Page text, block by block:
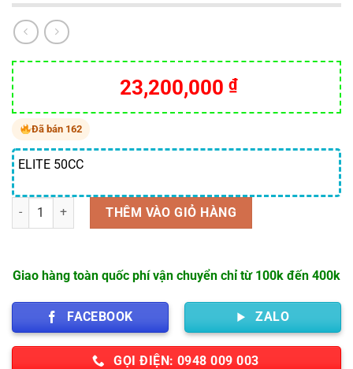
23,200,000 ₫
Đã bán 162
ELITE 50CC
Số lượng THÊM VÀO GIỎ HÀNG
Giao hàng toàn quốc phí vận chuyển chỉ từ 100k đến 400k
FACEBOOK ZALO
GỌI ĐIỆN: 0948 009 003